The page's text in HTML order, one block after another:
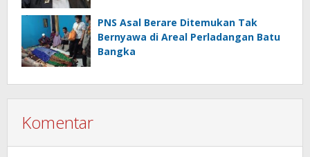
PNS Asal Berare Ditemukan Tak
Bernyawa di Areal Perladangan Batu
Bangka
Komentar